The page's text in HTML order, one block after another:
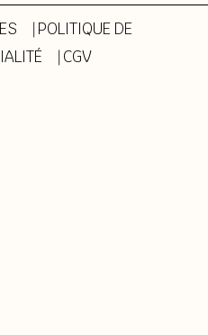
⎹ POLITIQUE DE
⎹ CGV